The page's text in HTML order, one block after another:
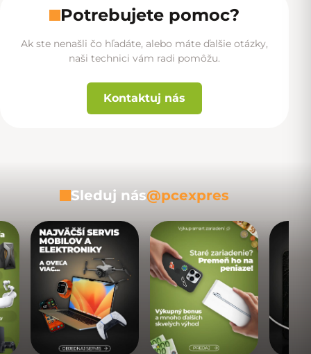
Potrebujete pomoc?
Ak ste nenašli čo hľadáte, alebo máte ďalšie otázky,
naši technici vám radi pomôžu.
Kontaktuj nás
Sleduj nás@pcexpres